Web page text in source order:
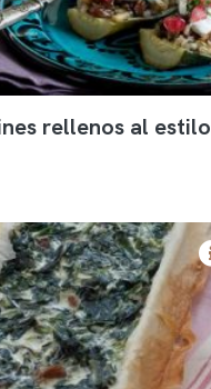
rellenos al estilo